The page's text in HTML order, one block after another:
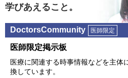
学びあえること。
DoctorsCommunity 医師限定
医師限定掲⽰板
医療に関連する時事情報などを主体
換しています。